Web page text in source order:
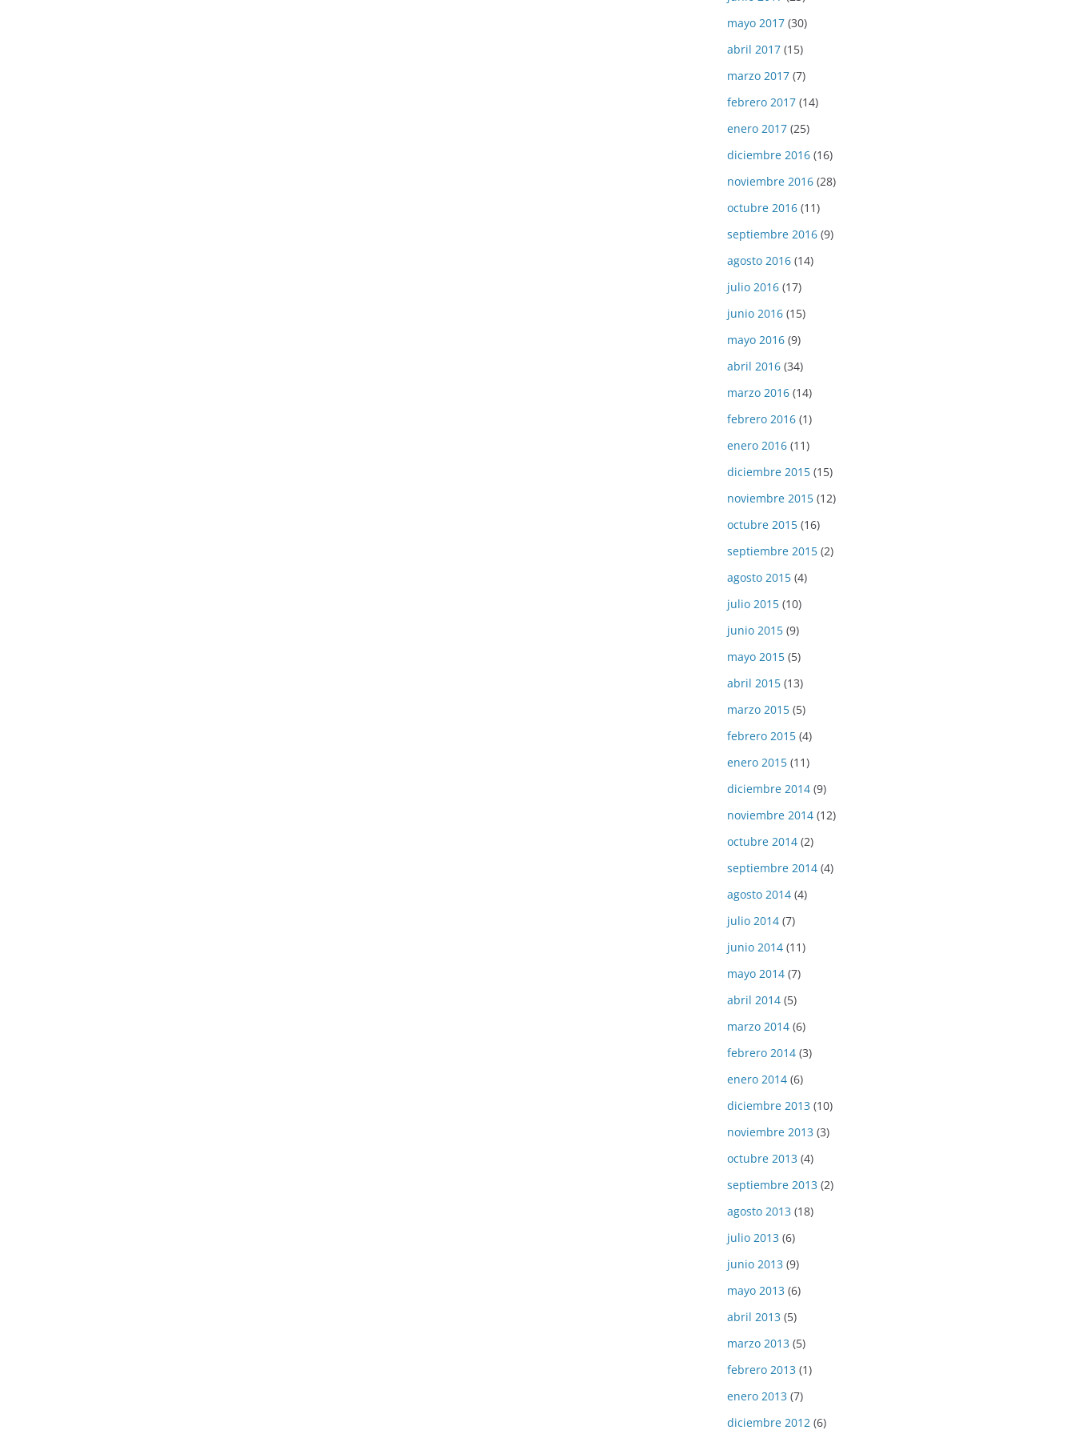
mayo 2017 (30)
abril 2017 (15)
marzo 2017 (7)
febrero 2017 (14)
enero 2017 (25)
diciembre 2016 (16)
noviembre 2016 (28)
octubre 2016 (11)
septiembre 2016 (9)
agosto 2016 (14)
julio 2016 (17)
junio 2016 (15)
mayo 2016 (9)
abril 2016 (34)
marzo 2016 (14)
febrero 2016 (1)
enero 2016 (11)
diciembre 2015 (15)
noviembre 2015 (12)
octubre 2015 (16)
septiembre 2015 (2)
agosto 2015 (4)
julio 2015 (10)
junio 2015 (9)
mayo 2015 (5)
abril 2015 (13)
marzo 2015 (5)
febrero 2015 (4)
enero 2015 (11)
diciembre 2014 (9)
noviembre 2014 (12)
octubre 2014 (2)
septiembre 2014 (4)
agosto 2014 (4)
julio 2014 (7)
junio 2014 (11)
mayo 2014 (7)
abril 2014 (5)
marzo 2014 (6)
febrero 2014 (3)
enero 2014 (6)
diciembre 2013 (10)
noviembre 2013 (3)
octubre 2013 (4)
septiembre 2013 (2)
agosto 2013 (18)
julio 2013 (6)
junio 2013 (9)
mayo 2013 (6)
abril 2013 (5)
marzo 2013 (5)
febrero 2013 (1)
enero 2013 (7)
diciembre 2012 (6)